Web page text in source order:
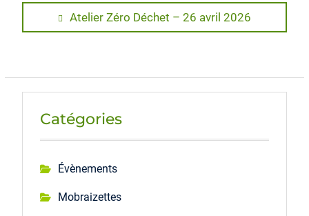
Navigation
Previous
post:
Atelier Zéro Déchet – 26 avril 2026
Catégories
Évènements
Mobraizettes